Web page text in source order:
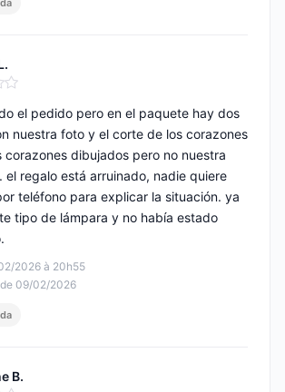
5
2026 à 20h55
09/02/2026
el pedido pero en el paquete hay dos
nuestra foto y el corte de los corazones
corazones dibujados pero no nuestra
el regalo está arruinado, nadie quiere
teléfono para explicar la situación. ya
tipo de lámpara y no había estado
B.